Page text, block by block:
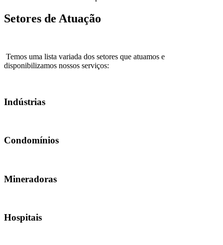
Setores de Atuação
Temos uma lista variada dos setores que atuamos e
disponibilizamos nossos serviços:
Indústrias
Condomínios
Mineradoras
Hospitais